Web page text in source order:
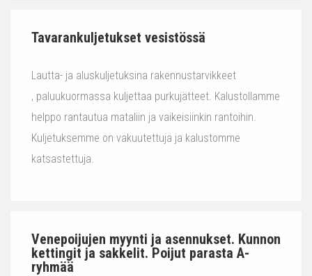
Tavarankuljetukset vesistössä
Lautta- ja aluskuljetuksina rakennustarvikkeet
, paluukuormassa kuljettaa purkujätteet. Kalustollamme
helppo rantautua mataliin ja vaikeisiinkin rantoihin.
Kuljetuksemme on vakuutettuja ja kalustomme
katsastettuja.
Venepoijujen myynti ja asennukset. Kunnon
kettingit ja sakkelit. Poijut parasta A-
ryhmää